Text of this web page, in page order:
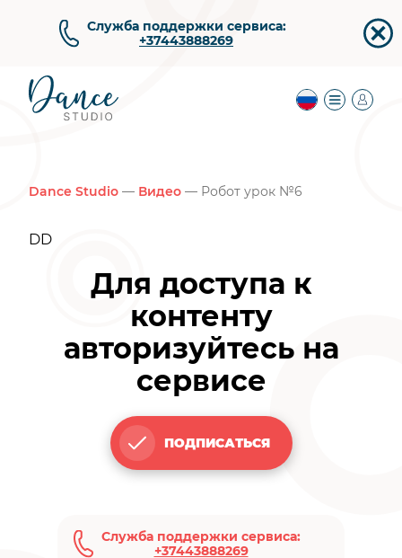
Служба поддержки сервиса:
+37443888269
Dance Studio — Видео — Робот урок №6
DD
Для доступа к
контенту
авторизуйтесь на
сервисе
ПОДПИСАТЬСЯ
Служба поддержки сервиса:
+37443888269